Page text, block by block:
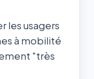
les usagers
à mobilité
"très